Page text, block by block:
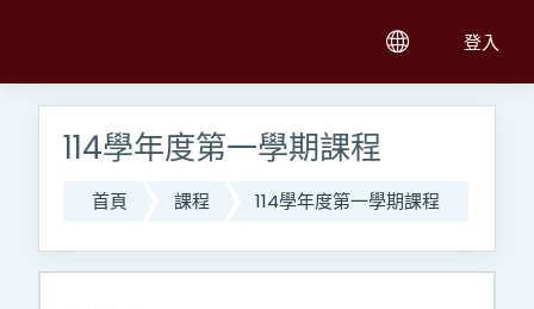
登入
114學年度第一學期課程
首頁 課程 114學年度第一學期課程